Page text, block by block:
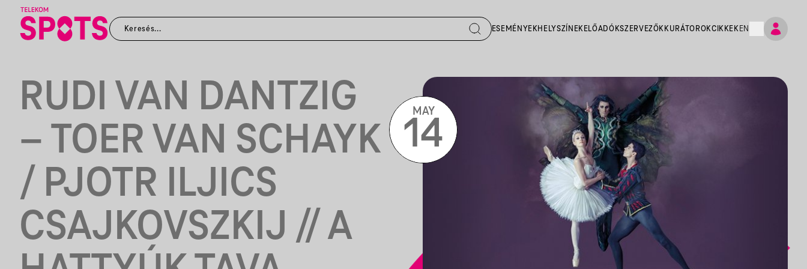
ESEMÉNYEKHELYSZÍNEK ELŐADÓKSZERVEZŐK KURÁTOROKCIKKEK EN
RUDI VAN DANTZIG
– TOER VAN SCHAYK
/ PJOTR ILJICS
CSAJKOVSZKIJ // A
MAY
14